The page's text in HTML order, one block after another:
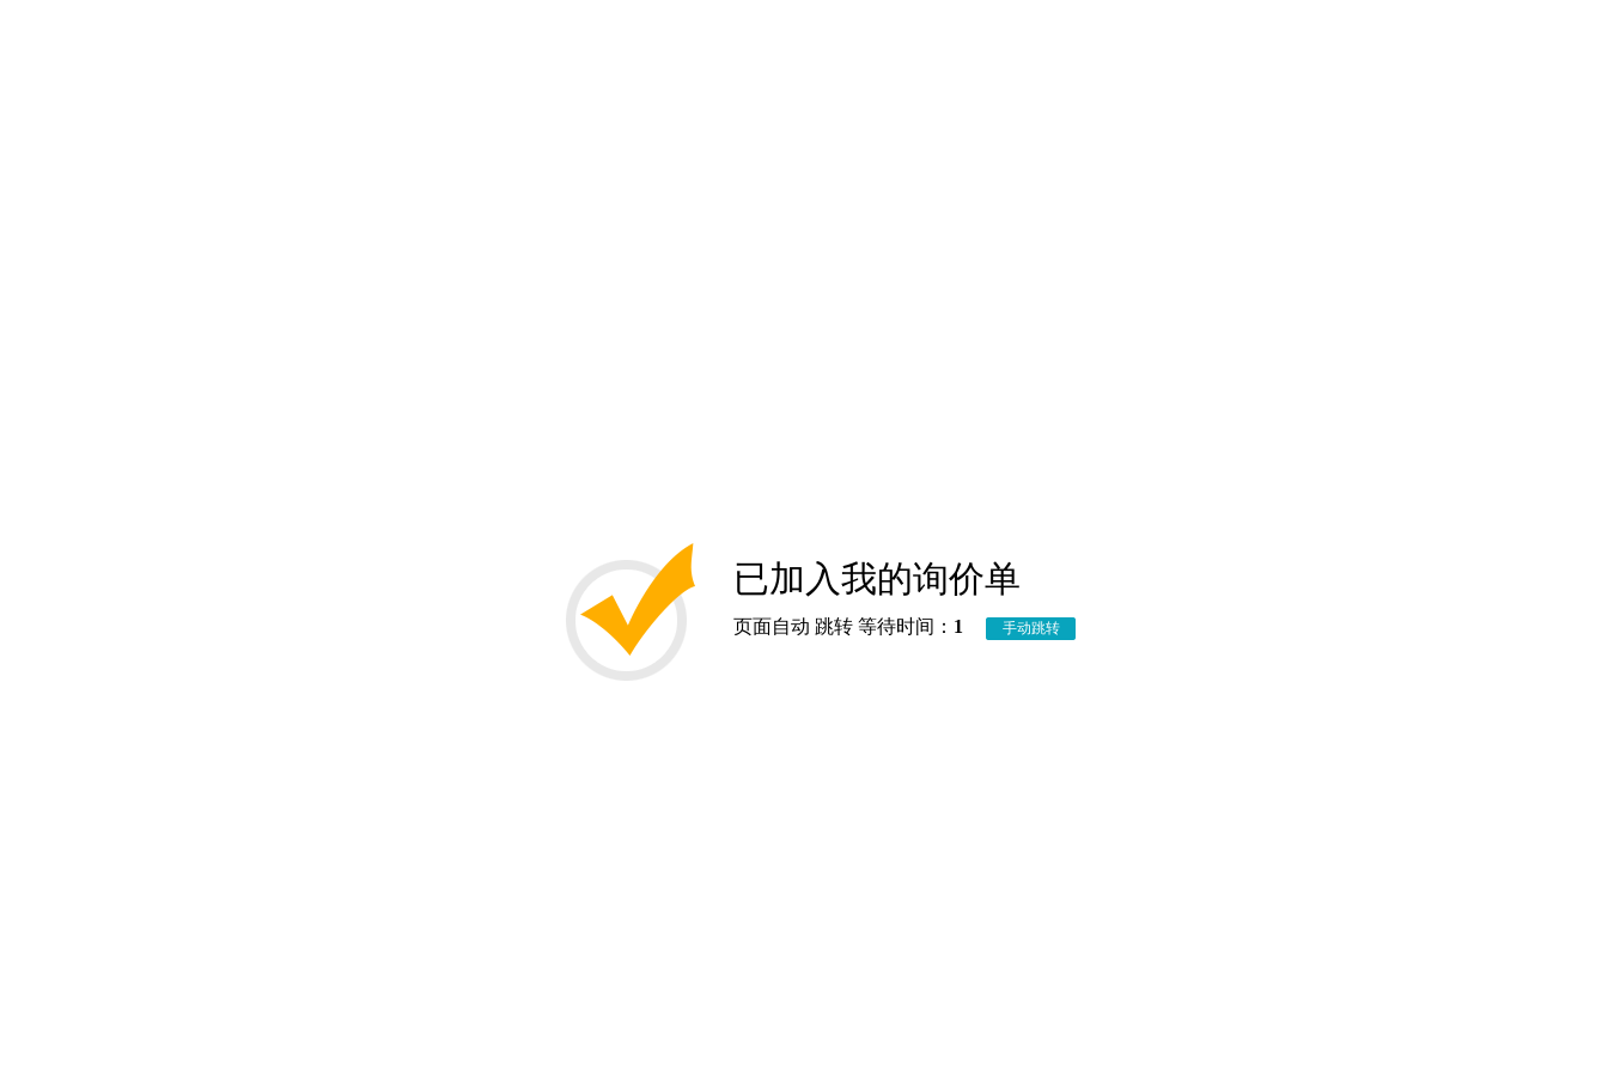
已加入我的询价单
页面自动 跳转 等待时间： 1 手动跳转